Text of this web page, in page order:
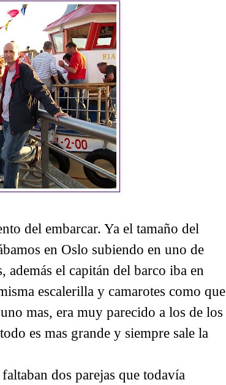
del embarcar. Ya el tamaño del
en Oslo subiendo en uno de
además el capitán del barco iba en
escalerilla y camarotes como que
mas, era muy parecido a los de los
es mas grande y siempre sale la
dos parejas que todavía